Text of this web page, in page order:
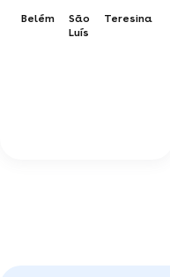
Belém
São
Luís
Teresina